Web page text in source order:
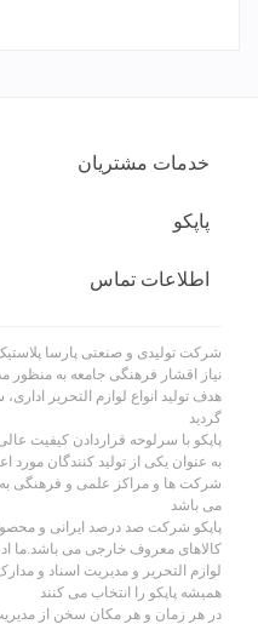
خدمات مشتریان
پاپکو
اطلاعات تماس
نیاز اقشار فرهنگی جامعه به منظور
هدف تولید انواع لوازم التحریر
گردید
پاپکو با سرلوحه قراردادن کیفیت
به عنوان یکی از تولید کنندگان مورد
شرکت ها و مراکز علمی و فرهنگی به
می باشد
پاپکو شرکت صد درصد ایرانی و
کالاهای معروف خارجی می باشد.ما
لوازم التحریر و مدیریت اسناد و
همیشه پاپکو را انتخاب می کنند
در هر زمان و هر مکان سخن از